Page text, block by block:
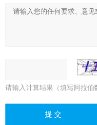
请输入计算结果（填写阿拉伯